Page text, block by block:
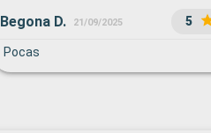
Begona D. 21/09/2025 5
Pocas